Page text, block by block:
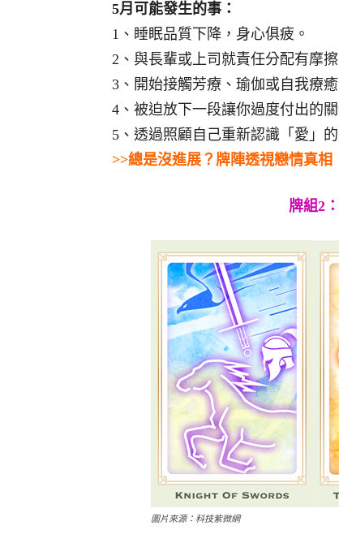
5月可能發生的事：
1、睡眠品質下降，身心俱疲。
2、與長輩或上司就責任分配有摩擦
3、開始接觸芳療、瑜伽或自我療
4、被迫放下一段讓你過度付出的關
5、透過照顧自己重新認識「愛」的
>>總是沒進展？牌陣透視戀情真相
牌組2
圖片來源：科技紫微網